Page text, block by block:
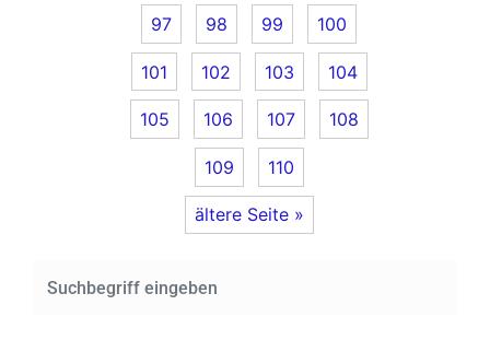
97 98 99 100
101 102 103 104
105 106 107 108
109 110
ältere Seite »